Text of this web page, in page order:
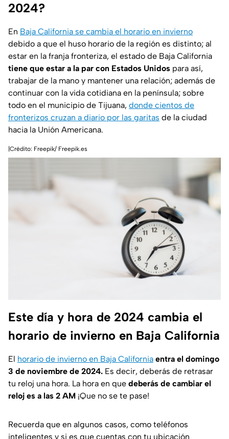
2024?
En Baja California se cambia el horario en invierno
debido a que el huso horario de la región es distinto; al
estar en la franja fronteriza, el estado de Baja California
tiene que estar a la par con Estados Unidos para así,
trabajar de la mano y mantener una relación; además de
continuar con la vida cotidiana en la península; sobre
todo en el municipio de Tijuana, donde cientos de
fronterizos cruzan a diario por las garitas de la ciudad
hacia la Unión Americana.
|Crédito: Freepik/ Freepik.es
Este día y hora de 2024 cambia el
horario de invierno en Baja California
El horario de invierno en Baja California entra el domingo
3 de noviembre de 2024. Es decir, deberás de retrasar
tu reloj una hora. La hora en que deberás de cambiar el
reloj es a las 2 AM ¡Que no se te pase!
Recuerda que en algunos casos, como teléfonos
inteligentes y si es que cuentas con tu ubicación